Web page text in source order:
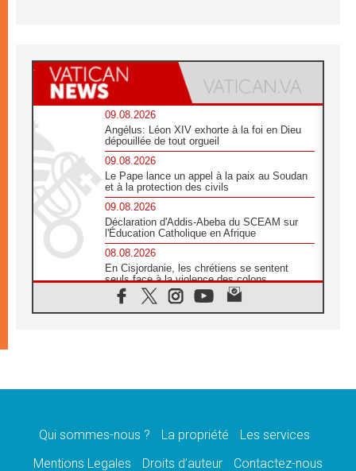
09.08.2026
Angélus: Léon XIV exhorte à la foi en Dieu
dépouillée de tout orgueil
09.08.2026
Le Pape lance un appel à la paix au Soudan
et à la protection des civils
09.08.2026
Déclaration d'Addis-Abeba du SCEAM sur
l'Éducation Catholique en Afrique
08.08.2026
En Cisjordanie, les chrétiens se sentent
seuls face à la violence des colons
08.08.2026
Léon XIV au sanctuaire de Notre Dame du
08.08.2026
08.08.2026
catholiques
Qui sommes-nous ? La propriété
Les services
Mentions Legales
Droits d’auteur Contactez-nous